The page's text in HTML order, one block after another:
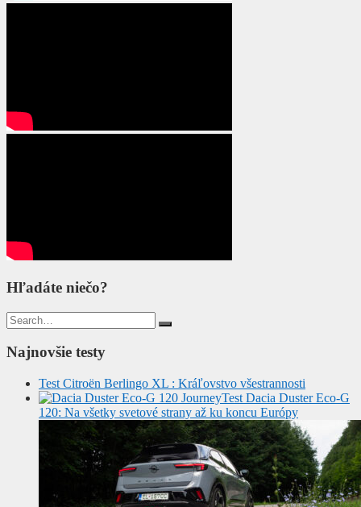
Hľadáte niečo?
Search
for:
Najnovšie testy
Test Citroën Berlingo XL : Kráľovstvo všestrannosti
Test Dacia Duster Eco-G
120: Na všetky svetové strany až ku koncu Európy